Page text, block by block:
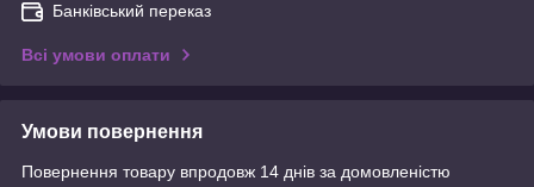
Банківський переказ
Всі умови оплати
Умови повернення
Повернення товару впродовж 14 днів за домовленістю